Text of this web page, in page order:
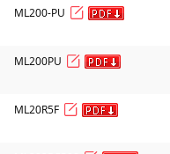
ML200-PU
ML200PU
ML20R5F